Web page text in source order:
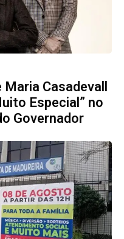
Maria Casadevall
Especial” no
Governador